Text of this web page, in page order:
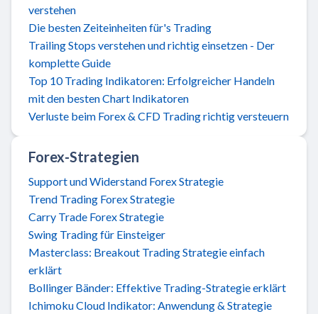
verstehen
Die besten Zeiteinheiten für's Trading
Trailing Stops verstehen und richtig einsetzen - Der
komplette Guide
Top 10 Trading Indikatoren: Erfolgreicher Handeln
mit den besten Chart Indikatoren
Verluste beim Forex & CFD Trading richtig versteuern
Forex-Strategien
Support und Widerstand Forex Strategie
Trend Trading Forex Strategie
Carry Trade Forex Strategie
Swing Trading für Einsteiger
Masterclass: Breakout Trading Strategie einfach
erklärt
Bollinger Bänder: Effektive Trading-Strategie erklärt
Ichimoku Cloud Indikator: Anwendung & Strategie